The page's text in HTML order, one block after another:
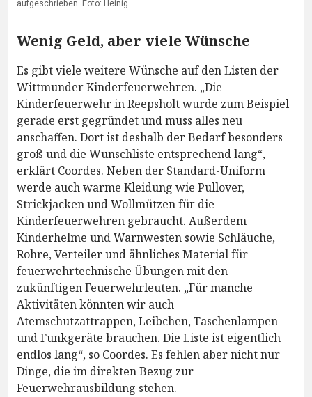
aufgeschrieben. Foto: Heinig
Wenig Geld, aber viele Wünsche
Es gibt viele weitere Wünsche auf den Listen der
Wittmunder Kinderfeuerwehren. „Die
Kinderfeuerwehr in Reepsholt wurde zum Beispiel
gerade erst gegründet und muss alles neu
anschaffen. Dort ist deshalb der Bedarf besonders
groß und die Wunschliste entsprechend lang“,
erklärt Coordes. Neben der Standard-Uniform
werde auch warme Kleidung wie Pullover,
Strickjacken und Wollmützen für die
Kinderfeuerwehren gebraucht. Außerdem
Kinderhelme und Warnwesten sowie Schläuche,
Rohre, Verteiler und ähnliches Material für
feuerwehrtechnische Übungen mit den
zukünftigen Feuerwehrleuten. „Für manche
Aktivitäten könnten wir auch
Atemschutzattrappen, Leibchen, Taschenlampen
und Funkgeräte brauchen. Die Liste ist eigentlich
endlos lang“, so Coordes. Es fehlen aber nicht nur
Dinge, die im direkten Bezug zur
Feuerwehrausbildung stehen.